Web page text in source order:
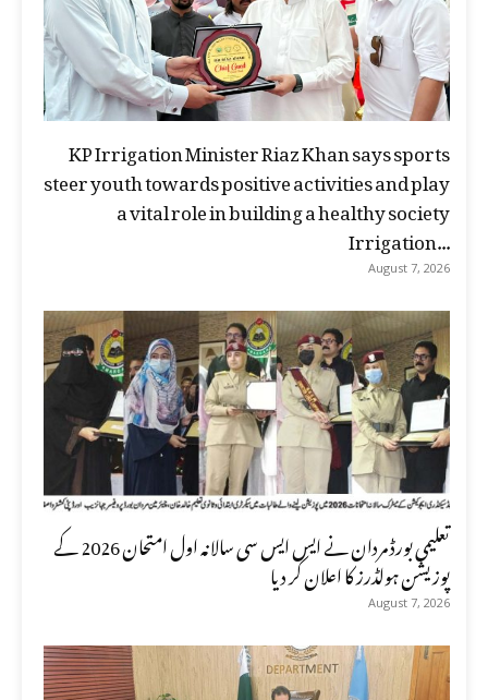
KP Irrigation Minister Riaz Khan says sports
steer youth towards positive activities and play
a vital role in building a healthy society
Irrigation...
August 7, 2026
تعلیمی بورڈ مردان نے ایس ایس سی سالانہ اول امتحان 2026 کے
پوزیشن ہولڈرز کا اعلان کر دیا
August 7, 2026